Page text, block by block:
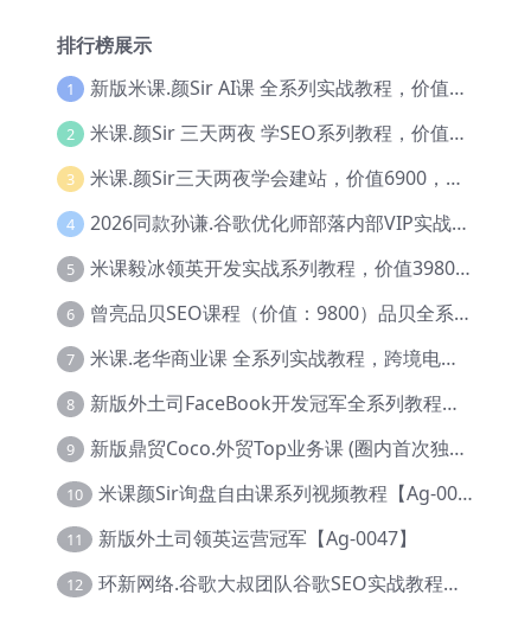
排行榜展示
1 新版米课.颜Sir AI课 全系列实战教程，价值9800，跨境首选！【Ag-0052】
2 米课.颜Sir 三天两夜 学SEO系列教程，价值9600元，跨境人都在学 【Ag-0056】
3 米课.颜Sir三天两夜学会建站，价值6900，MI课甄选课程 【Ag-0055】
4 2026同款孙谦.谷歌优化师部落内部VIP实战教程|价值4999元全网独家解码（官方报名版本）【@034】
5 米课毅冰领英开发实战系列教程，价值3980，跨境必选【Ag-0049】
6 曾亮品贝SEO课程（价值：9800）品贝全系列教程 【Ab-0022】
7 米课.老华商业课 全系列实战教程，跨境电商必学，价值16900元【Ag-0053】
8 新版外土司FaceBook开发冠军全系列教程【Ab-0021】
9 新版鼎贸Coco.外贸Top业务课 (圈内首次独家解码|460节课)【Ag-0091】
10 米课颜Sir询盘自由课系列视频教程【Ag-0020】
11 新版外土司领英运营冠军【Ag-0047】
12 环新网络.谷歌大叔团队谷歌SEO实战教程【Ab-0024】